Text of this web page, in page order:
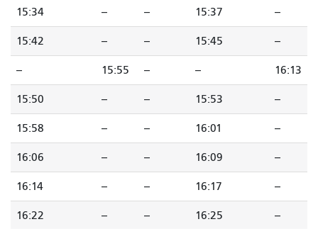
15:34 -- -- 15:37 --
15:42 -- -- 15:45 --
-- 15:55 -- -- 16:13
15:50 -- -- 15:53 --
15:58 -- -- 16:01 --
16:06 -- -- 16:09 --
16:14 -- -- 16:17 --
16:22 -- -- 16:25 --